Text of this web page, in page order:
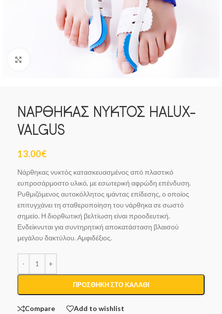
ΝΑΡΘΗΚΑΣ ΝΥΚΤΟΣ HALUX-
VALGUS
13.00€
Νάρθηκας νυκτός κατασκευασμένος από πλαστικό
ευπροσάρμοστο υλικό, με εσωτερική αφρώδη επένδυση.
Ρυθμιζόμενος αυτοκόλλητος ιμάντας επίδεσης, ο οποίος
επιτυγχάνει τη σταθεροποίηση του νάρθηκα σε σωστό
σημείο. Η διορθωτική βελτίωση είναι προοδευτική.
Ενδείκνυται για συντηρητική αποκατάσταση βλαισού
μεγάλου δακτύλου. Αμφιδέξιος.
ΠΡΟΣΘΉΚΗ ΣΤΟ ΚΑΛΆΘΙ
Compare Add to wishlist